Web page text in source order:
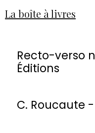
La boîte à livres
Recto-verso
Éditions
C. Roucaute